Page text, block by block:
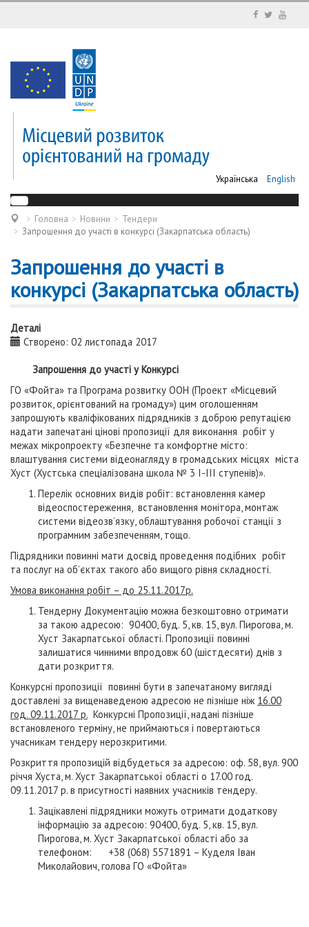
Українська English
Головна Новини
Тендери
Запрошення до участі в конкурсі (Закарпатська область)
Запрошення до участі в
конкурсі (Закарпатська область)
Деталі
Створено: 02 листопада 2017
Запрошення до участі у Конкурсі
ГО «Фойта» та Програма розвитку ООН (Проект «Місцевий
розвиток, орієнтований на громаду») цим оголошенням
запрошують кваліфікованих підрядників з доброю репутацією
надати запечатані цінові пропозиції для виконання робіт у
межах мікропроекту «Безпечне та комфортне місто:
влаштування системи відеонагляду в громадських місцях міста
Хуст (Хустська спеціалізована школа № 3 І-ІІІ ступенів)».
Перелік основних видів робіт: встановлення камер
відеоспостереження, встановлення монітора, монтаж
системи відеозв’язку, облаштування робочої станції з
програмним забезпеченням, тощо.
Підрядники повинні мати досвід проведення подібних робіт
та послуг на об’єктах такого або вищого рівня складності.
Умова виконання робіт – до 25.11.2017р.
Тендерну Документацію можна безкоштовно отримати
за такою адресою: 90400, буд. 5, кв. 15, вул. Пирогова, м.
Хуст Закарпатської області. Пропозиції повинні
залишатися чинними впродовж 60 (шістдесяти) днів з
дати розкриття.
Конкурсні пропозиції повинні бути в запечатаному вигляді
доставлені за вищенаведеною адресою не пізніше ніж 16.00
год. 09.11.2017 р. Конкурсні Пропозиції, надані пізніше
встановленого терміну, не приймаються і повертаються
учасникам тендеру нерозкритими.
Розкриття пропозицій відбудеться за адресою: оф. 58, вул. 900
річчя Хуста, м. Хуст Закарпатської області о 17.00 год.
09.11.2017 р. в присутності наявних учасників тендеру.
Зацікавлені підрядники можуть отримати додаткову
інформацію за адресою: 90400, буд. 5, кв. 15, вул.
Пирогова, м. Хуст Закарпатської області або за
телефоном: +38 (068) 5571891 – Куделя Іван
Миколайович, голова ГО «Фойта»